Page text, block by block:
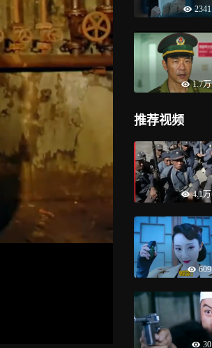
2341
1.7万
推荐视频
4.1万
609
30